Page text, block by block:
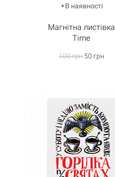
В наявності
Магнітна листівка
Time
100 грн50 грн